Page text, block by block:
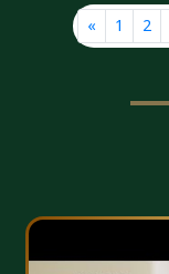
«
1 2